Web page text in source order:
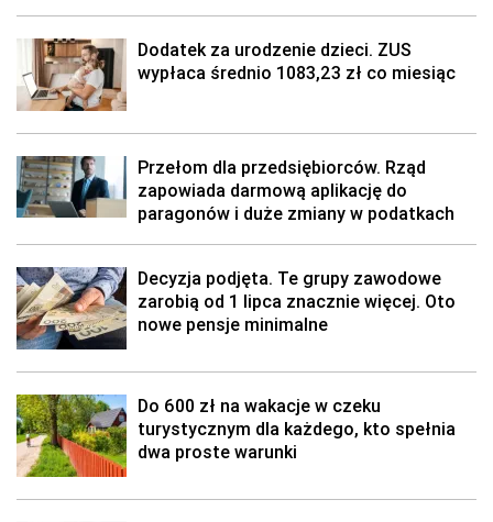
Dodatek za urodzenie dzieci. ZUS
wypłaca średnio 1083,23 zł co miesiąc
Przełom dla przedsiębiorców. Rząd
zapowiada darmową aplikację do
paragonów i duże zmiany w podatkach
Decyzja podjęta. Te grupy zawodowe
zarobią od 1 lipca znacznie więcej. Oto
nowe pensje minimalne
Do 600 zł na wakacje w czeku
turystycznym dla każdego, kto spełnia
dwa proste warunki